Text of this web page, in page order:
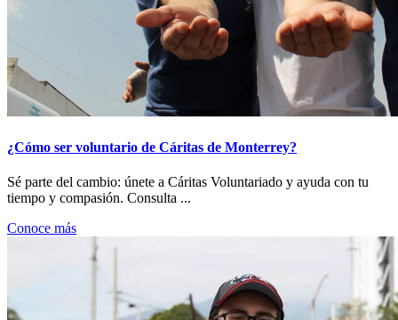
¿Cómo ser voluntario de Cáritas de Monterrey?
Sé parte del cambio: únete a Cáritas Voluntariado y ayuda con tu
tiempo y compasión. Consulta ...
Conoce más